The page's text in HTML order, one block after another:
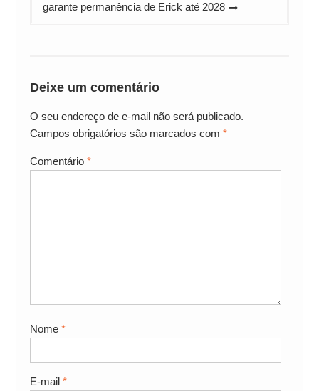
garante permanência de Erick até 2028
Deixe um comentário
O seu endereço de e-mail não será publicado.
Campos obrigatórios são marcados com *
Comentário *
Nome *
E-mail *